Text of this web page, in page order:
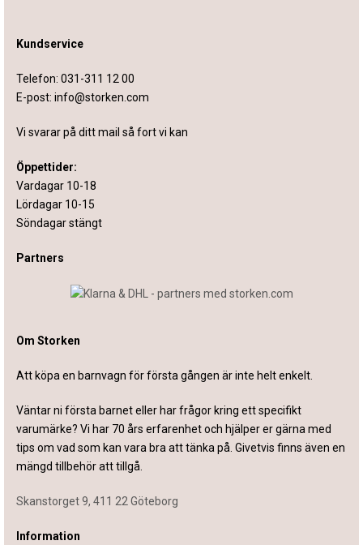
Kundservice
Telefon: 031-311 12 00
E-post: info@storken.com
Vi svarar på ditt mail så fort vi kan
Öppettider:
Vardagar 10-18
Lördagar 10-15
Söndagar stängt
Partners
Om Storken
Att köpa en barnvagn för första gången är inte helt enkelt.
Väntar ni första barnet eller har frågor kring ett specifikt
varumärke? Vi har 70 års erfarenhet och hjälper er gärna med
tips om vad som kan vara bra att tänka på. Givetvis finns även en
mängd tillbehör att tillgå.
Skanstorget 9, 411 22 Göteborg
Information